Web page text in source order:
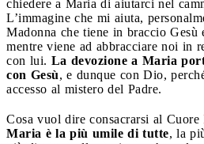
chiedere a Maria di aiutarci nel
L’immagine che mi aiuta,
Madonna che tiene in braccio Gesù
mentre viene ad abbracciare noi in
con lui. La devozione a Maria
con Gesù, e dunque con Dio,
accesso al mistero del Padre.
Cosa vuol dire consacrarsi al
Maria è la più umile di tutte, la